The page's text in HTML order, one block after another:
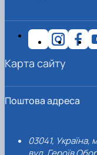
Поштова адреса
03041, Україна,
Карта сайту